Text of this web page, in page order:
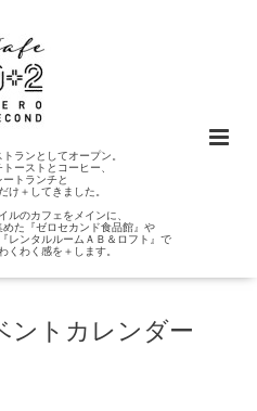
ランとしてオープン。
ーストとコーヒー、
ートランチと
け＋してきました。
ルのカフェをメインに、
た『ゼロセカンド食品館』や
レンタルルームＡＢ＆ロフト』で
くわく感を＋します。
ントカレンダー